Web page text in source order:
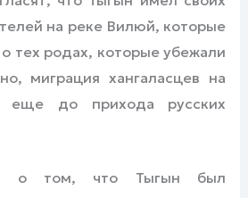
на реке Вилюй, которые
тех родах, которые убежали
миграция хангаласцев на
еще до прихода русских
о том, что Тыгын был